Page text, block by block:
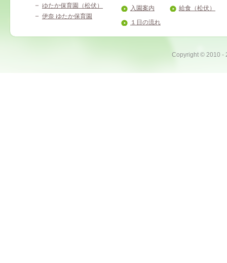
ゆたか保育園（松伏）
伊奈 ゆたか保育園
入園案内
１日の流れ
給食（松伏）
Copyright © 2010 -